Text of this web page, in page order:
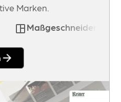
Marken.
Maßgeschneidertes